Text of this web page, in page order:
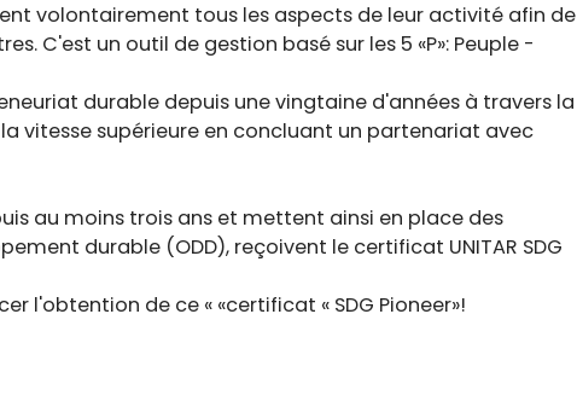
volontairement tous les aspects de leur activité afin de
C'est un outil de gestion basé sur les 5 «P»: Peuple -
durable depuis une vingtaine d'années à travers la
la vitesse supérieure en concluant un partenariat avec
au moins trois ans et mettent ainsi en place des
durable (ODD), reçoivent le certificat UNITAR SDG
l'obtention de ce « «certificat « SDG Pioneer»!